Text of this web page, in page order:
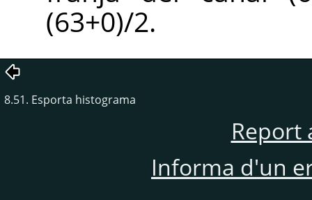
(63+0)/2.
8.51. Esporta histograma
Report
Informa d'un